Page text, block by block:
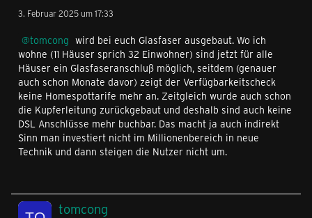
3. Februar 2025 um 17:33
tomcong wird bei euch Glasfaser ausgebaut. Wo ich
wohne (11 Häuser sprich 32 Einwohner) sind jetzt für alle
Häuser ein Glasfaseranschluß möglich, seitdem (genauer
auch schon Monate davor) zeigt der Verfügbarkeitscheck
keine Homespottarife mehr an. Zeitgleich wurde auch schon
die Kupferleitung zurückgebaut und deshalb sind auch keine
DSL Anschlüsse mehr buchbar. Das macht ja auch indirekt
Sinn man investiert nicht im Millionenbereich in neue
Technik und dann steigen die Nutzer nicht um.
tomcong